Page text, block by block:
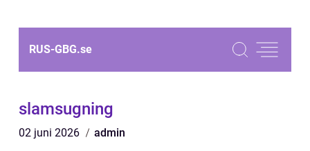
RUS-GBG.se
slamsugning
02 juni 2026 admin